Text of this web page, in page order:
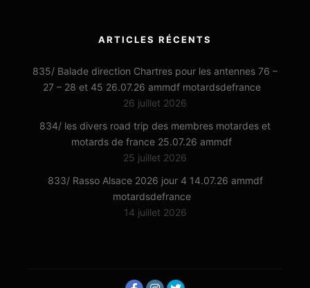
ARTICLES RÉCENTS
835/ Balade direction Chartres pour les antennes 76 –
27 – 28 et 45 26.07.26 ammdf motardsdefrance
26 juillet 2026
834/ les divers road trip des membres motardes et
motards de france 25.07.26 ammdf
25 juillet 2026
833/ Rasso Alsace 2026 jour 4 14.07.26 ammdf
motardsdefrance
14 juillet 2026